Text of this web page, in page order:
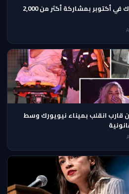
عودة الترياثلون إلى نيويورك في أكتوبر بمشاركة أكثر من 2,000
قارب انقلب بميناء نيويورك وسط